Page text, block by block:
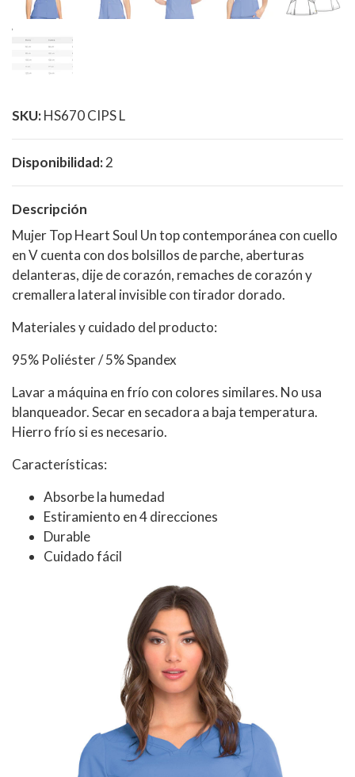
SKU:HS670 CIPS L
Disponibilidad:2
Descripción
Mujer Top Heart Soul Un top contemporánea con cuello
en V cuenta con dos bolsillos de parche, aberturas
delanteras, dije de corazón, remaches de corazón y
cremallera lateral invisible con tirador dorado.
Materiales y cuidado del producto:
95% Poliéster / 5% Spandex
Lavar a máquina en frío con colores similares. No usa
blanqueador. Secar en secadora a baja temperatura.
Hierro frío si es necesario.
Características:
Absorbe la humedad
Estiramiento en 4 direcciones
Durable
Cuidado fácil